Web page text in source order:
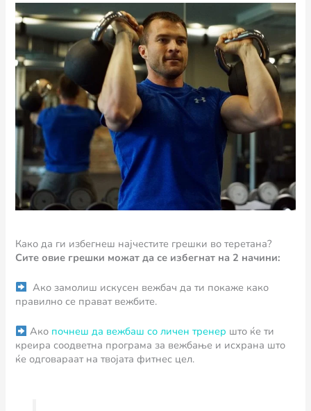
Како да ги избегнеш најчестите грешки во теретана?
Сите овие грешки можат да се избегнат на 2 начини:
Ако замолиш искусен вежбач да ти покаже како
правилно се прават вежбите.
Ако почнеш да вежбаш со личен тренер што ќе ти
креира соодветна програма за вежбање и исхрана што
ќе одговараат на твојата фитнес цел.